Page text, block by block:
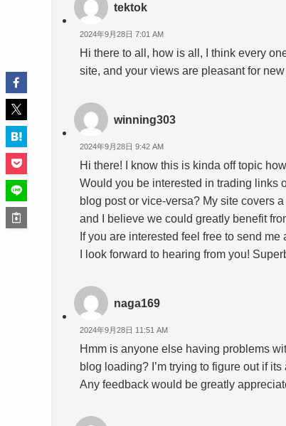
tektok
2024年9月28日 7:01 AM
Hi there to all, how is all, I think every
site, and your views are pleasant for
winning303
2024年9月28日 9:42 AM
Hi there! I know this is kinda off topic
Would you be interested in trading links
blog post or vice-versa? My site covers
and I believe we could greatly benefit
If you are interested feel free to send me
I look forward to hearing from you!
naga169
2024年9月28日 11:51 AM
Hmm is anyone else having problems
blog loading? I’m trying to figure out if
Any feedback would be greatly